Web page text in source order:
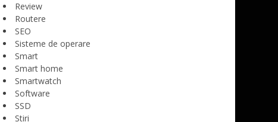
Review
Routere
SEO
Sisteme de operare
Smart
Smart home
Smartwatch
Software
SSD
Stiri